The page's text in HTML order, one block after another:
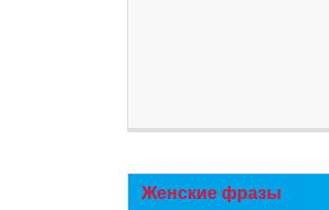
Женские фразы